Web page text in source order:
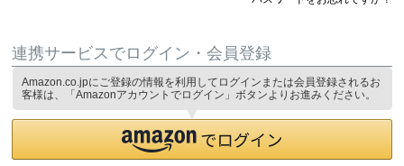
連携サービスでログイン・会員登録
Amazon.co.jpにご登録の情報を利用してログインまたは会員登録されるお
客様は、「Amazonアカウントでログイン」ボタンよりお進みください。